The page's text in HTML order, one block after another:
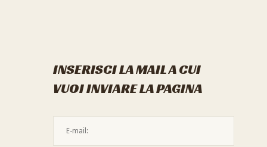
INSERISCI LA MAIL A CUI
VUOI INVIARE LA PAGINA